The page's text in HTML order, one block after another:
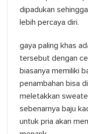
dipadukan
lebih percaya diri.
gaya paling khas
tersebut dengan
biasanya memiliki
penambahan bisa
meletakkan
sebenarnya baju
untuk pria akan